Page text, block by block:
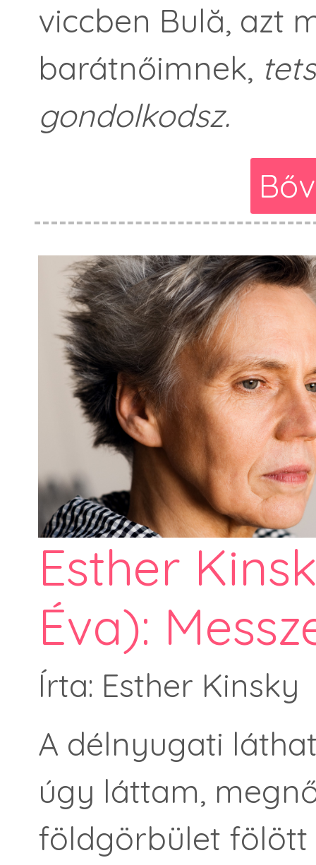
viccben Bulă, azt
barátnőimnek,
gondolkodsz.
Esther
Éva):
Írta: Esther Kinsky
A délnyugati
úgy láttam,
földgörbület fölött